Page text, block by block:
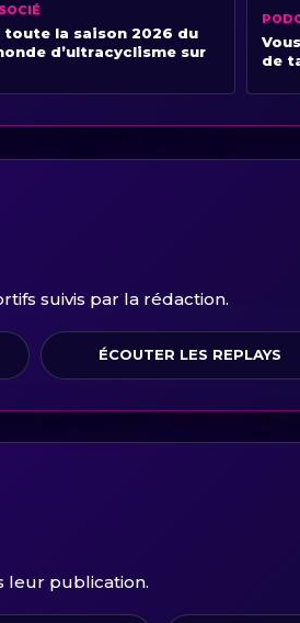
toute la saison 2026 du
d’ultracyclisme sur
de
suivis par la rédaction.
ÉCOUTER LES REPLAYS
leur publication.